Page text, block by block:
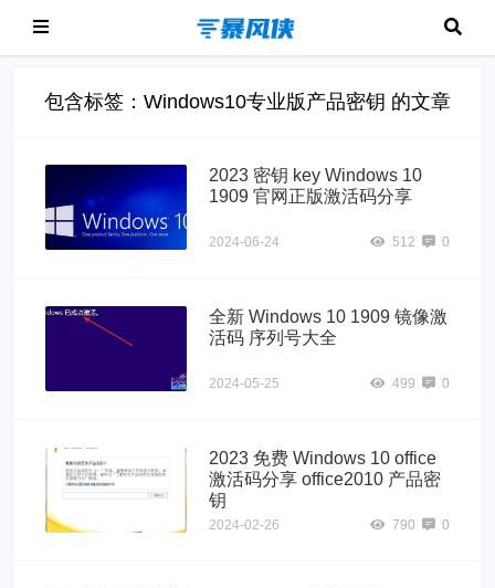
包含标签：Windows10专业版产品密钥 的文章
2023 密钥 key Windows 10
1909 官网正版激活码分享
2024-06-24 512 0
全新 Windows 10 1909 镜像激
活码 序列号大全
2024-05-25 499 0
2023 免费 Windows 10 office
激活码分享 office2010 产品密
钥
2024-02-26 790 0